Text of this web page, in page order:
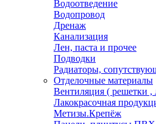
Водоотведение
Водопровод
Дренаж
Канализация
Лен, паста и прочее
Подводки
Радиаторы,
Отделочные материалы
Вентиляция ( решетки ,
Лакокрасочная
Метизы.Крепёж